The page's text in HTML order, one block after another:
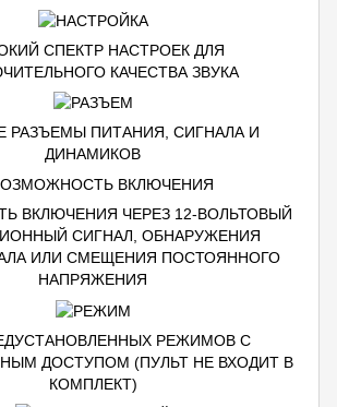
СПЕКТР НАСТРОЕК ДЛЯ
КАЧЕСТВА ЗВУКА
РАЗЪЕМЫ ПИТАНИЯ, СИГНАЛА И
ДИНАМИКОВ
ВКЛЮЧЕНИЯ ЧЕРЕЗ 12-ВОЛЬТОВЫЙ
СИГНАЛ, ОБНАРУЖЕНИЯ
ИЛИ СМЕЩЕНИЯ ПОСТОЯННОГО
НАПРЯЖЕНИЯ
РЕЖИМОВ С
ДОСТУПОМ (ПУЛЬТ НЕ ВХОДИТ В
КОМПЛЕКТ)